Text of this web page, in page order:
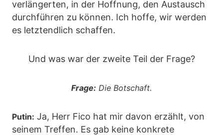
verlängerten, in der Hoffnung, den Austausch
durchführen zu können. Ich hoffe, wir werden
es letztendlich schaffen.
Und was war der zweite Teil der Frage?
Frage: Die Botschaft.
Putin: Ja, Herr Fico hat mir davon erzählt, von
seinem Treffen. Es gab keine konkrete